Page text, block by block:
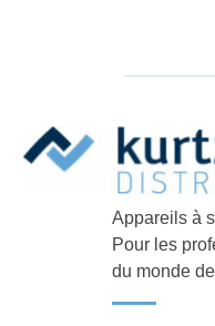
Appareils à
Pour les
du monde